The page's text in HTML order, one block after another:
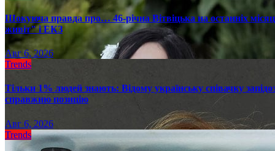
Шокуюча правда про… 46-річна Вітвіцька на останніх
живіт" і ЕКЗ
Авг 6, 2026
Trends
Тільки 1% людей знають: Відому українську співачку
справжню позицію
Авг 6, 2026
Trends